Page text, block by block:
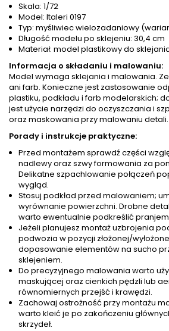
Skala: 1/72
Model: Italeri 0197
Typ: myśliwiec wielozadaniowy
Długość modelu po sklejeniu: 30,4 cm
Materiał: model plastikowy do
Informacja o składaniu i malowaniu:
Model wymaga sklejania i malowania.
ani farb. Konieczne jest zastosowanie
plastiku, podkładu i farb modelarskich;
jest użycie narzędzi do oczyszczania i
oraz maskowania przy malowaniu detali.
Porady i instrukcje praktyczne:
Przed montażem sprawdź części
nadlewy oraz szwy formowania za
Delikatne szpachlowanie połączeń
wygląd.
Stosuj podkład przed malowaniem;
wyrównanie powierzchni. Drobne
warto ewentualnie podkreślić
Jeżeli planujesz montaż uzbrojenia
podwozia w pozycji złożonej/
dopasowanie elementów na sucho
sklejeniem.
Do precyzyjnego malowania warto
maskującej oraz cienkich pędzli lub
równomiernych przejść i krawędzi.
Zachowaj ostrożność przy montażu
warto kleić je po zakończeniu
skrzydeł.